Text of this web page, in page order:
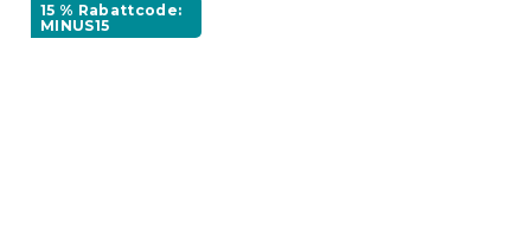
15 % Rabattcode:
MINUS15